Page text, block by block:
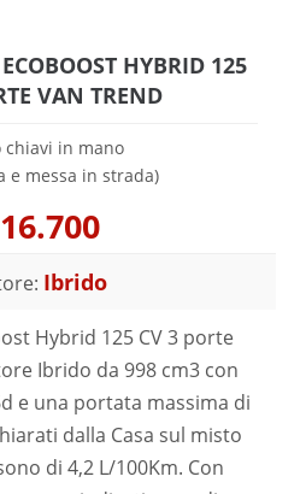
HYBRID 125
VAN TREND
chiavi in mano
e messa in strada)
16.700
Ibrido
Hybrid 125 CV 3 porte
Ibrido da 998 cm3 con
e una portata massima di
dalla Casa sul misto
di 4,2 L/100Km. Con